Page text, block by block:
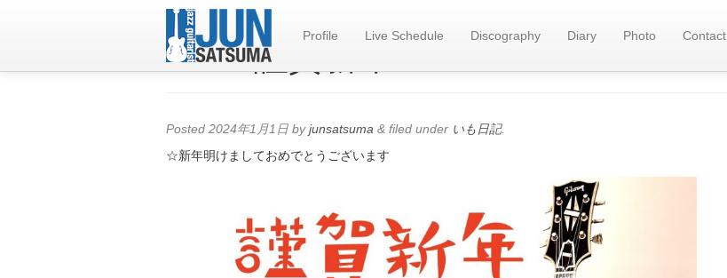
Profile Live Schedule Discography Diary Photo Contact
2024 謹賀新年！
Posted 2024年1月1日 byjunsatsuma & filed under いも日記.
☆新年明けましておめでとうございます